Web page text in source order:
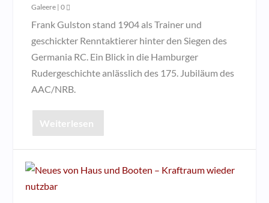
Galeere |0
Frank Gulston stand 1904 als Trainer und
geschickter Renntaktierer hinter den Siegen des
Germania RC. Ein Blick in die Hamburger
Rudergeschichte anlässlich des 175. Jubiläum des
AAC/NRB.
Weiterlesen